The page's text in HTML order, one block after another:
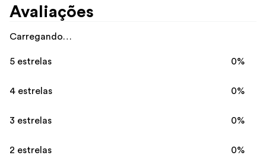
Avaliações
Carregando…
5 estrelas 0%
4 estrelas 0%
3 estrelas 0%
2 estrelas 0%